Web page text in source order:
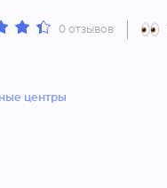
0 отзывов
центры